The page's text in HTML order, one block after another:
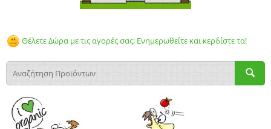
Θέλετε Δώρα με τις αγορές σας; Ενημερωθείτε και κερδίστε τα!